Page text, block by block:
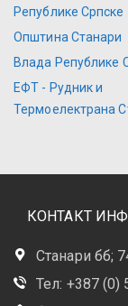
Републике Српске
Општина Станари
Влада Републике
ЕФТ - Рудник и
Термоелектрана
КОНТАКТ
Станари бб;
Тел: +387 (0)